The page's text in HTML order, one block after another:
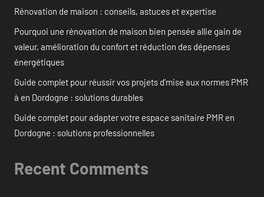
Rénovation de maison : conseils, astuces et expertise
Pourquoi une rénovation de maison bien pensée allie gain de
valeur, amélioration du confort et réduction des dépenses
énergétiques
Guide complet pour réussir vos projets d’mise aux normes PMR
à en Dordogne : solutions durables
Guide complet pour adapter votre espace sanitaire PMR en
Dordogne : solutions professionnelles
Recent Comments